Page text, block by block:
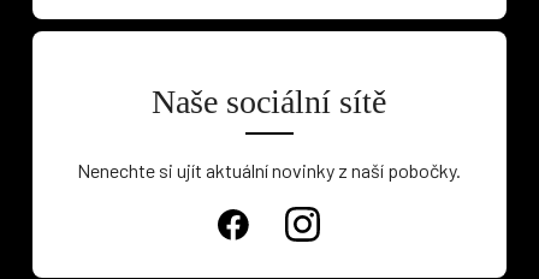
Naše sociální sítě
Nenechte si ujít aktuální novinky z naší pobočky.